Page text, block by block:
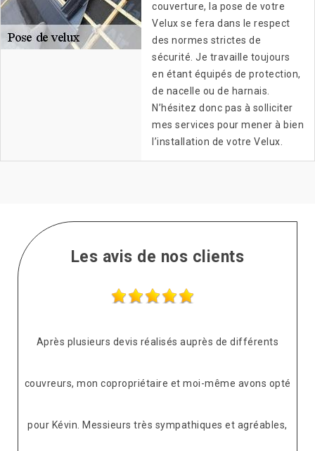
couverture, la pose de votre
Velux se fera dans le respect
des normes strictes de
sécurité. Je travaille toujours
en étant équipés de protection,
de nacelle ou de harnais.
N’hésitez donc pas à solliciter
mes services pour mener à bien
l’installation de votre Velux.
Les avis de nos clients
Après plusieurs devis réalisés auprès de différents
couvreurs, mon copropriétaire et moi-même avons opté
pour Kévin. Messieurs très sympathiques et agréables,